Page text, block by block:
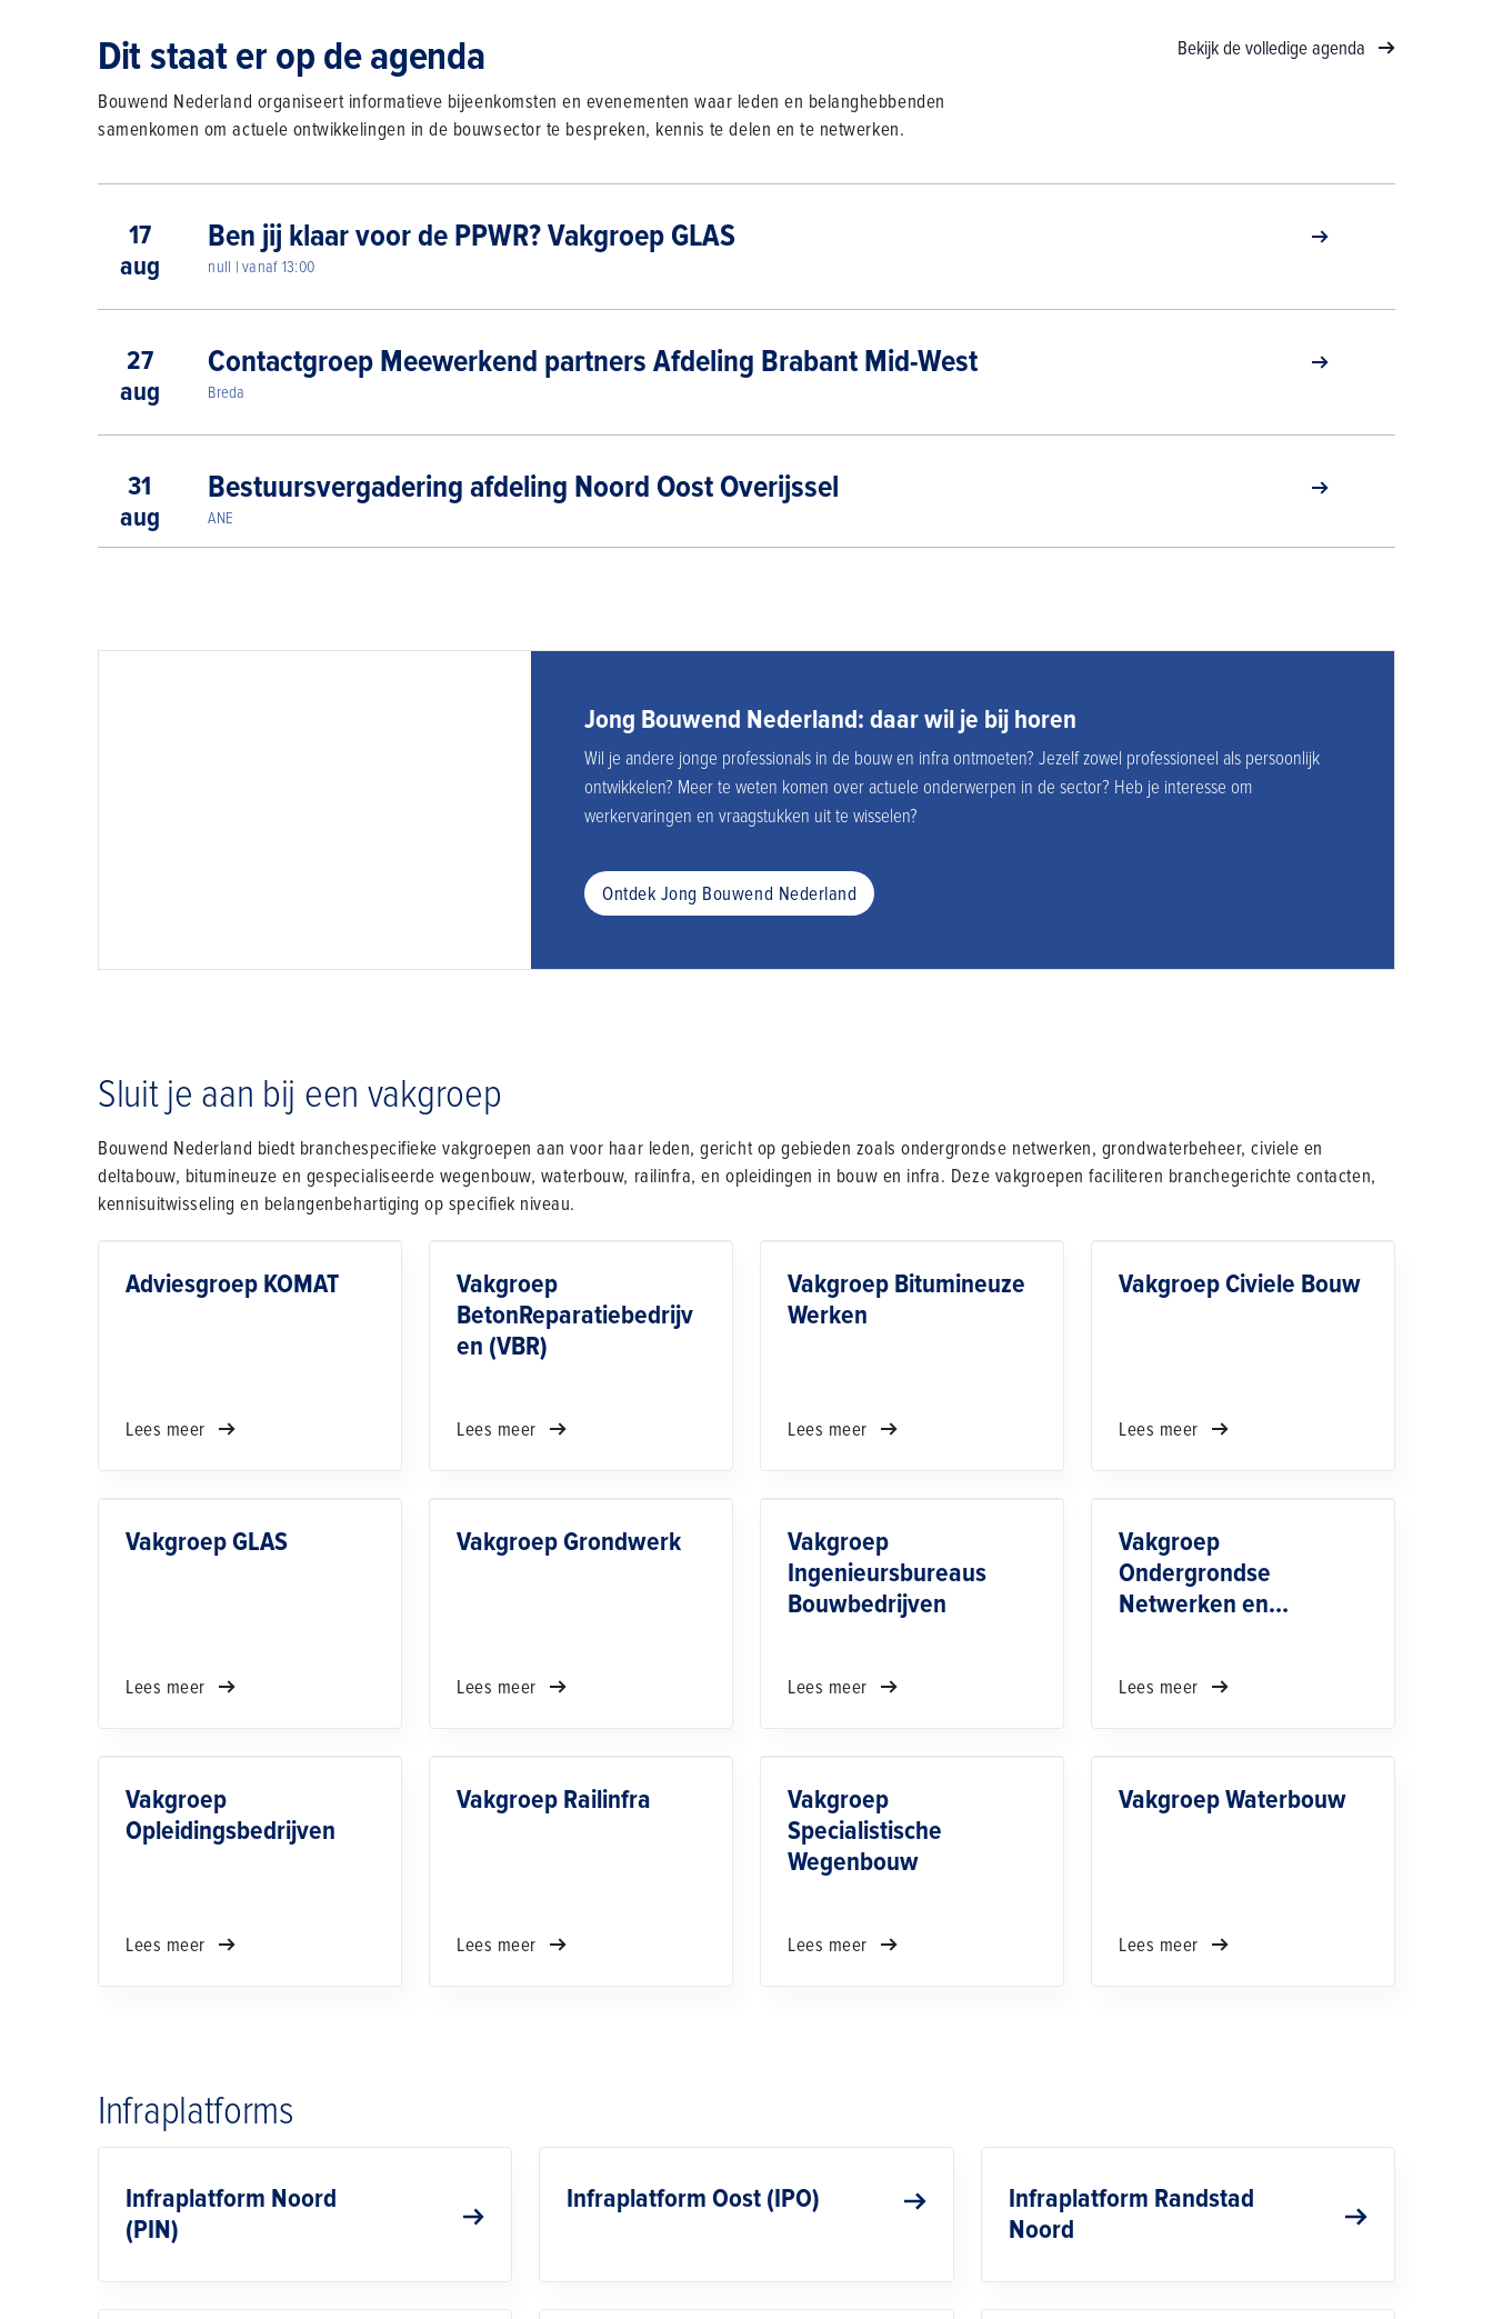
Dit staat er op de agenda
Bouwend Nederland organiseert informatieve bijeenkomsten en evenementen waar leden en belanghebbenden
samenkomen om actuele ontwikkelingen in de bouwsector te bespreken, kennis te delen en te netwerken.
Bekijk de volledige agenda
17
aug
Ben jij klaar voor de PPWR? Vakgroep GLAS
null | vanaf 13:00
27
aug
Contactgroep Meewerkend partners Afdeling Brabant Mid-West
Breda
31
aug
Bestuursvergadering afdeling Noord Oost Overijssel
ANE
Jong Bouwend Nederland: daar wil je bij horen
Wil je andere jonge professionals in de bouw en infra ontmoeten? Jezelf zowel professioneel als persoonlijk
ontwikkelen? Meer te weten komen over actuele onderwerpen in de sector? Heb je interesse om
werkervaringen en vraagstukken uit te wisselen?
Ontdek Jong Bouwend Nederland
Sluit je aan bij een vakgroep
Bouwend Nederland biedt branchespecifieke vakgroepen aan voor haar leden, gericht op gebieden zoals ondergrondse netwerken, grondwaterbeheer, civiele en
deltabouw, bitumineuze en gespecialiseerde wegenbouw, waterbouw, railinfra, en opleidingen in bouw en infra. Deze vakgroepen faciliteren branchegerichte contacten,
kennisuitwisseling en belangenbehartiging op specifiek niveau.
Adviesgroep KOMAT
Lees meer
Vakgroep
BetonReparatiebedrijv
en (VBR)
Lees meer
Vakgroep Bitumineuze
Werken
Lees meer
Vakgroep Civiele Bouw
Lees meer
Vakgroep GLAS
Lees meer
Vakgroep Grondwerk
Lees meer
Vakgroep
Ingenieursbureaus
Bouwbedrijven
Lees meer
Vakgroep
Ondergrondse
Netwerken en
Lees meer
Vakgroep
Opleidingsbedrijven
Lees meer
Vakgroep Railinfra
Lees meer
Vakgroep
Specialistische
Wegenbouw
Lees meer
Vakgroep Waterbouw
Lees meer
Infraplatforms
Infraplatform Noord
(PIN)
Infraplatform Oost (IPO)
Infraplatform Randstad
Noord